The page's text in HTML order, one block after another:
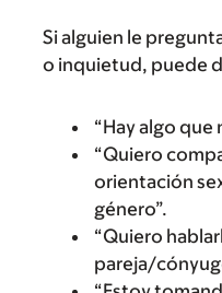
Si alguien le
o inquietud, puede
“Hay algo que
“Quiero
orientación
género”.
“Quiero
pareja/